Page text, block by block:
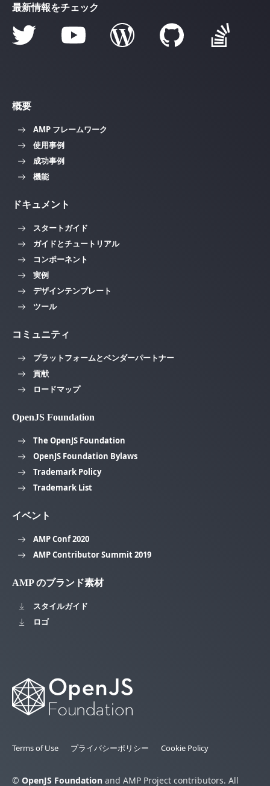
最新情報をチェック
概要
AMP フレームワーク
使用事例
成功事例
機能
ドキュメント
スタートガイド
ガイドとチュートリアル
コンポーネント
実例
デザインテンプレート
ツール
コミュニティ
プラットフォームとベンダーパートナー
貢献
ロードマップ
OpenJS Foundation
The OpenJS Foundation
OpenJS Foundation Bylaws
Trademark Policy
Trademark List
イベント
AMP Conf 2020
AMP Contributor Summit 2019
AMP のブランド素材
スタイルガイド
ロゴ
Terms of Use プライバシーポリシー Cookie Policy
© OpenJS Foundation and AMP Project contributors. All